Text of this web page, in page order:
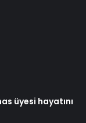
üyesi hayatını